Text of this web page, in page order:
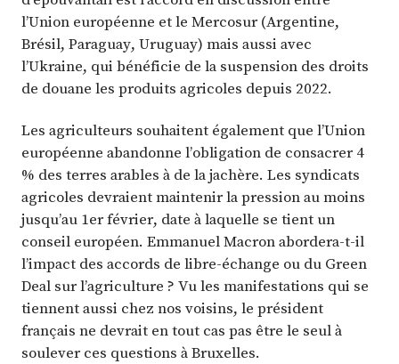
l’Union européenne et le Mercosur (Argentine,
Brésil, Paraguay, Uruguay) mais aussi avec
l’Ukraine, qui bénéficie de la suspension des droits
de douane les produits agricoles depuis 2022.
Les agriculteurs souhaitent également que l’Union
européenne abandonne l’obligation de consacrer 4
% des terres arables à de la jachère. Les syndicats
agricoles devraient maintenir la pression au moins
jusqu’au 1er février, date à laquelle se tient un
conseil européen. Emmanuel Macron abordera-t-il
l’impact des accords de libre-échange ou du Green
Deal sur l’agriculture ? Vu les manifestations qui se
tiennent aussi chez nos voisins, le président
français ne devrait en tout cas pas être le seul à
soulever ces questions à Bruxelles.